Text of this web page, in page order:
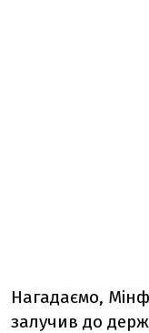
Нагадаємо,
залучив до